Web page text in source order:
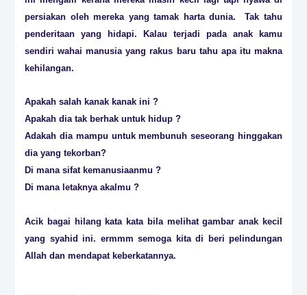
persiakan oleh mereka yang tamak harta dunia. Tak tahu
penderitaan yang hidapi. Kalau terjadi pada anak kamu
sendiri wahai manusia yang rakus baru tahu apa itu makna
kehilangan.
Apakah salah kanak kanak ini ?
Apakah dia tak berhak untuk hidup ?
Adakah dia mampu untuk membunuh seseorang hinggakan
dia yang tekorban?
Di mana sifat kemanusiaanmu ?
Di mana letaknya akalmu ?
Acik bagai hilang kata kata bila melihat gambar anak kecil
yang syahid ini. ermmm semoga kita di beri pelindungan
Allah dan mendapat keberkatannya.